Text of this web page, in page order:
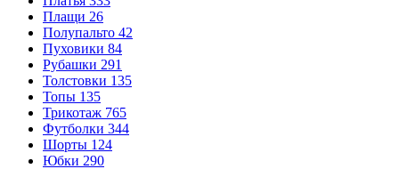
Плащи 26
Полупальто 42
Пуховики 84
Рубашки 291
Толстовки 135
Топы 135
Трикотаж 765
Футболки 344
Шорты 124
Юбки 290